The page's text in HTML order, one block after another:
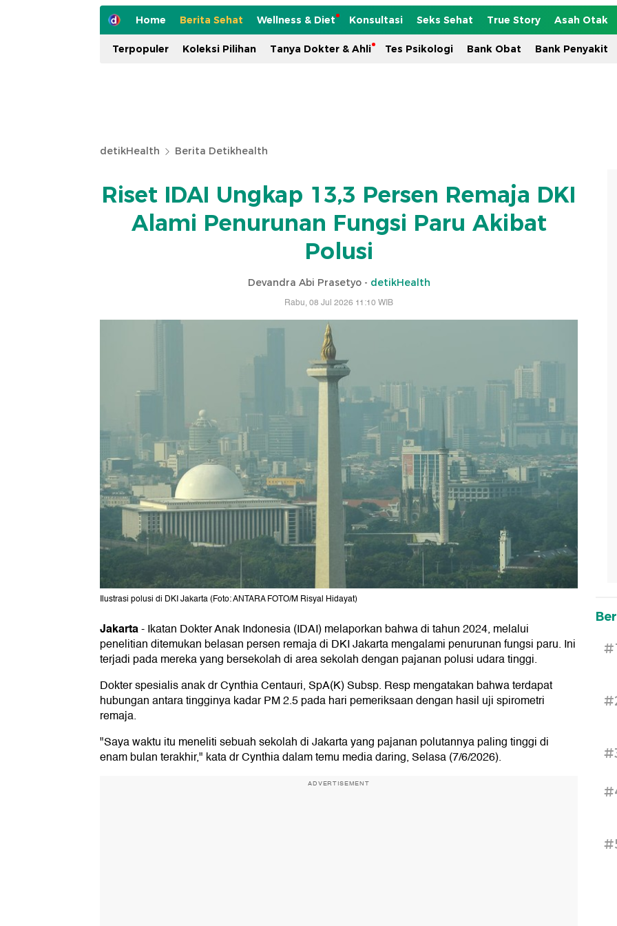
Home Berita Sehat Wellness & Diet Konsultasi Seks Sehat True Story Asah Otak
Terpopuler Koleksi Pilihan Tanya Dokter & Ahli Tes Psikologi Bank Obat Bank Penyakit
detikHealth Berita Detikhealth
Riset IDAI Ungkap 13,3 Persen Remaja DKI
Alami Penurunan Fungsi Paru Akibat
Polusi
Devandra Abi Prasetyo - detikHealth
Rabu, 08 Jul 2026 11:10 WIB
Ilustrasi polusi di DKI Jakarta (Foto: ANTARA FOTO/M Risyal Hidayat)
Jakarta-Ikatan Dokter Anak Indonesia (IDAI) melaporkan bahwa di tahun 2024, melalui
penelitian ditemukan belasan persen remaja di DKI Jakarta mengalami penurunan fungsi paru. Ini
terjadi pada mereka yang bersekolah di area sekolah dengan pajanan polusi udara tinggi.
Dokter spesialis anak dr Cynthia Centauri, SpA(K) Subsp. Resp mengatakan bahwa terdapat
hubungan antara tingginya kadar PM 2.5 pada hari pemeriksaan dengan hasil uji spirometri
remaja.
"Saya waktu itu meneliti sebuah sekolah di Jakarta yang pajanan polutannya paling tinggi di
enam bulan terakhir," kata dr Cynthia dalam temu media daring, Selasa (7/6/2026).
ADVERTISEMENT